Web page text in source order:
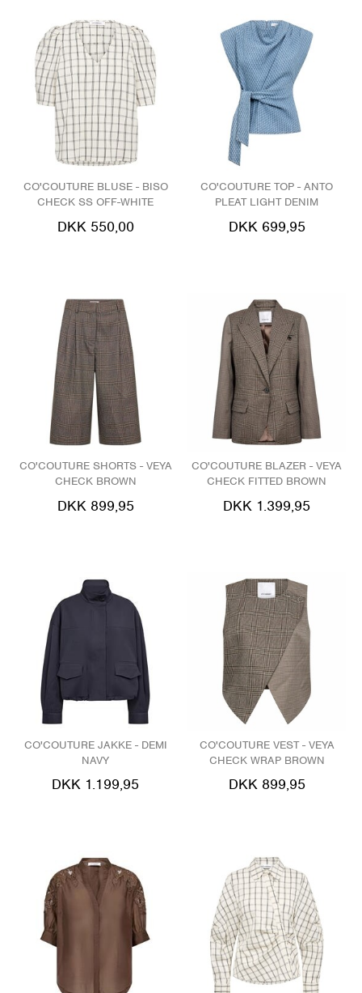
CO'COUTURE BLUSE - BISO
CHECK SS OFF-WHITE
DKK 550,00
CO'COUTURE TOP - ANTO
PLEAT LIGHT DENIM
DKK 699,95
CO'COUTURE SHORTS - VEYA
CHECK BROWN
DKK 899,95
CO'COUTURE BLAZER - VEYA
CHECK FITTED BROWN
DKK 1.399,95
CO'COUTURE JAKKE - DEMI
NAVY
DKK 1.199,95
CO'COUTURE VEST - VEYA
CHECK WRAP BROWN
DKK 899,95